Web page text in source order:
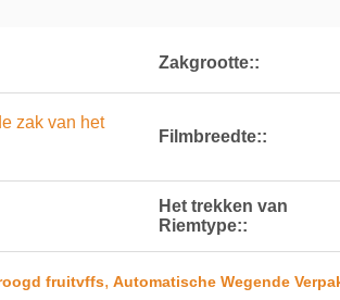
Zakgrootte::
zak van het
Filmbreedte::
Het trekken van
Riemtype::
fruitvffs, Automatische Wegende